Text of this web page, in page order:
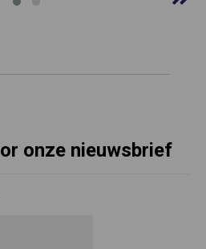
onze nieuwsbrief